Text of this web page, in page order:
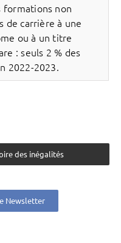
formations non
de carrière à une
ou à un titre
: seuls 2 % des
2022-2023.
des inégalités
Newsletter